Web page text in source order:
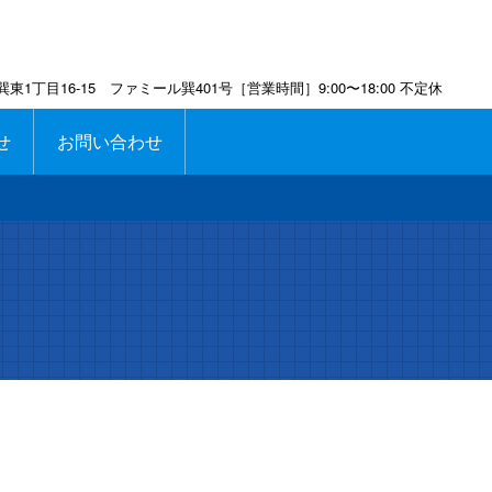
1丁目16-15 ファミール巽401号［営業時間］9:00〜18:00 不定休
お問い合わせ